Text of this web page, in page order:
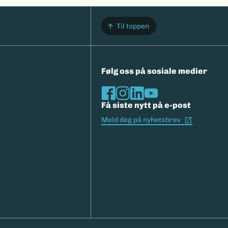
Til toppen
Følg oss på sosiale medier
Få siste nytt på e-post
Meld deg på nyhetsbrev